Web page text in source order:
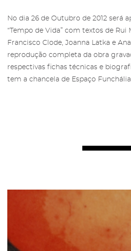
No dia 26 de Outubro de 2012 será
“Tempo de Vida” com textos de Rui
Francisco Clode, Joanna Latka e
reprodução completa da obra
respectivas fichas técnicas e
tem a chancela de Espaço